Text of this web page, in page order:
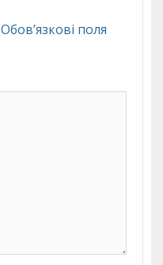
Обов’язкові поля